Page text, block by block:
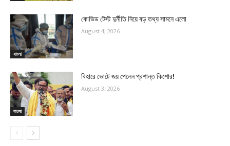
বাংলা
কোভিড টেস্ট দুর্নীতি নিয়ে বড় তথ্য সামনে এলো
August 4, 2026
বাংলা
বিহারে ভোটে জয় পেলেন প্রশান্ত কিশোর!
August 3, 2026